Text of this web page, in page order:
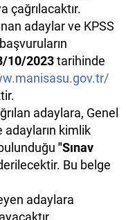
çağrılacaktır.
adaylar ve KPSS
10/2023tarihinde
adaylara, Genel
kimlik
"Sınav
Bu belge
adaylara